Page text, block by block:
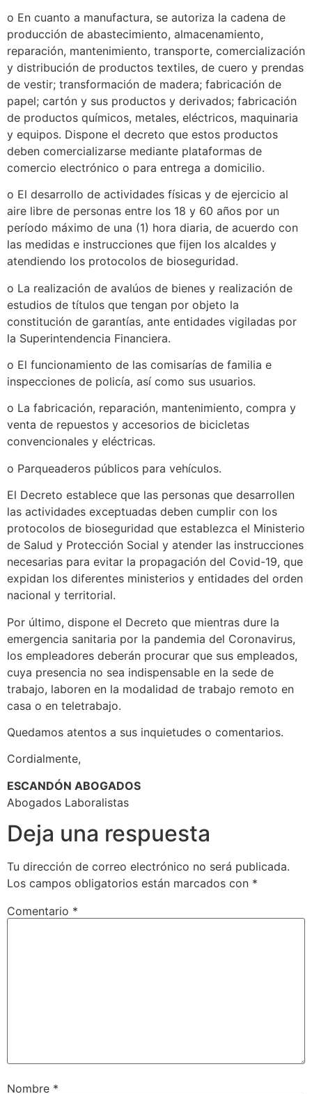
o En cuanto a manufactura, se autoriza la cadena de
producción de abastecimiento, almacenamiento,
reparación, mantenimiento, transporte, comercialización
y distribución de productos textiles, de cuero y prendas
de vestir; transformación de madera; fabricación de
papel; cartón y sus productos y derivados; fabricación
de productos químicos, metales, eléctricos, maquinaria
y equipos. Dispone el decreto que estos productos
deben comercializarse mediante plataformas de
comercio electrónico o para entrega a domicilio.
o El desarrollo de actividades físicas y de ejercicio al
aire libre de personas entre los 18 y 60 años por un
período máximo de una (1) hora diaria, de acuerdo con
las medidas e instrucciones que fijen los alcaldes y
atendiendo los protocolos de bioseguridad.
o La realización de avalúos de bienes y realización de
estudios de títulos que tengan por objeto la
constitución de garantías, ante entidades vigiladas por
la Superintendencia Financiera.
o El funcionamiento de las comisarías de familia e
inspecciones de policía, así como sus usuarios.
o La fabricación, reparación, mantenimiento, compra y
venta de repuestos y accesorios de bicicletas
convencionales y eléctricas.
o Parqueaderos públicos para vehículos.
El Decreto establece que las personas que desarrollen
las actividades exceptuadas deben cumplir con los
protocolos de bioseguridad que establezca el Ministerio
de Salud y Protección Social y atender las instrucciones
necesarias para evitar la propagación del Covid-19, que
expidan los diferentes ministerios y entidades del orden
nacional y territorial.
Por último, dispone el Decreto que mientras dure la
emergencia sanitaria por la pandemia del Coronavirus,
los empleadores deberán procurar que sus empleados,
cuya presencia no sea indispensable en la sede de
trabajo, laboren en la modalidad de trabajo remoto en
casa o en teletrabajo.
Quedamos atentos a sus inquietudes o comentarios.
Cordialmente,
ESCANDÓN ABOGADOS
Abogados Laboralistas
Deja una respuesta
Tu dirección de correo electrónico no será publicada.
Los campos obligatorios están marcados con *
Comentario *
Nombre *